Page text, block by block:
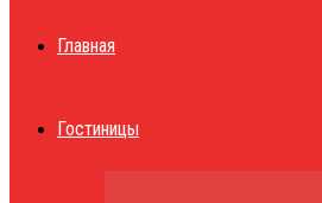
Главная
Гостиницы